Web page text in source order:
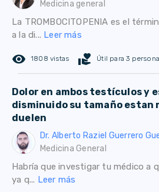
Medicina general
La TROMBOCITOPENIA es el
a la di... Leer más
remove_red_eye 1808 vistas volunteer_activism Útil para 3
Dolor en ambos testículos y
disminuido su tamaño estan
duelen
Dr. Alberto Raziel Guerrero
Medicina General
Habría que investigar tu médico a
ya q... Leer más